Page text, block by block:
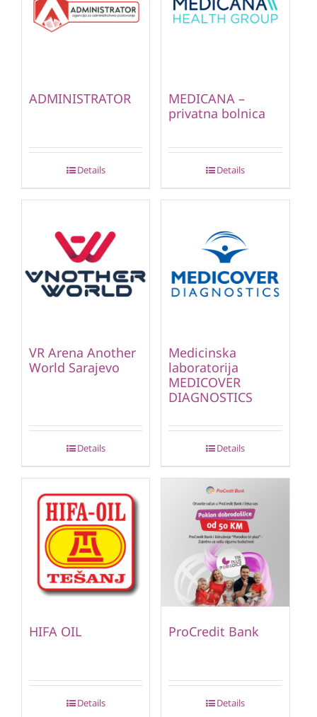
ADMINISTRATOR
Details
MEDICANA –
privatna bolnica
Details
VR Arena Another
World Sarajevo
Details
Medicinska
laboratorija
MEDICOVER
DIAGNOSTICS
Details
HIFA OIL
Details
ProCredit Bank
Details